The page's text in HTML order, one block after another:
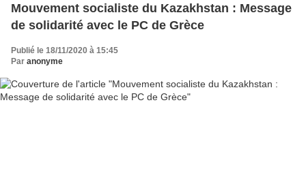
Mouvement socialiste du Kazakhstan : Message
de solidarité avec le PC de Grèce
Publié le 18/11/2020 à 15:45
Par anonyme